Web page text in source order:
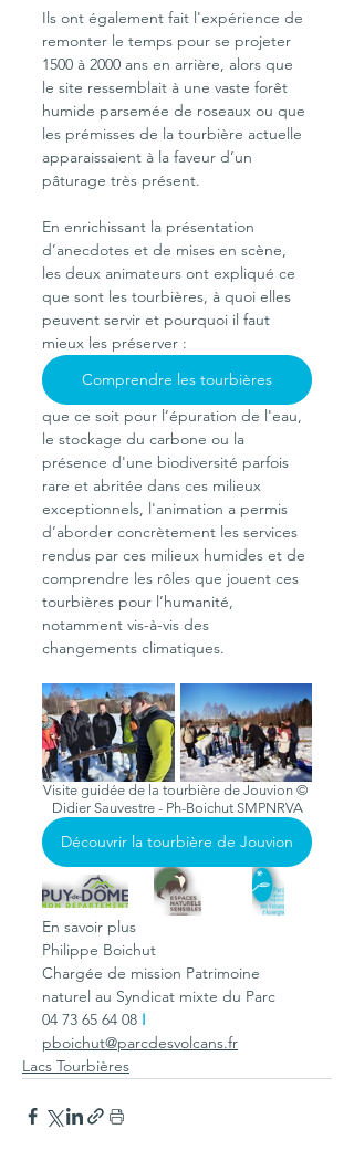
Ils ont également fait l'expérience de
remonter le temps pour se projeter
1500 à 2000 ans en arrière, alors que
le site ressemblait à une vaste forêt
humide parsemée de roseaux ou que
les prémisses de la tourbière actuelle
apparaissaient à la faveur d’un
pâturage très présent.
En enrichissant la présentation
d’anecdotes et de mises en scène,
les deux animateurs ont expliqué ce
que sont les tourbières, à quoi elles
peuvent servir et pourquoi il faut
mieux les préserver :
Comprendre les tourbières
que ce soit pour l’épuration de l'eau,
le stockage du carbone ou la
présence d'une biodiversité parfois
rare et abritée dans ces milieux
exceptionnels, l'animation a permis
d’aborder concrètement les services
rendus par ces milieux humides et de
comprendre les rôles que jouent ces
tourbières pour l’humanité,
notamment vis-à-vis des
changements climatiques.
Visite guidée de la tourbière de Jouvion ©
Didier Sauvestre - Ph-Boichut SMPNRVA
Découvrir la tourbière de Jouvion
En savoir plus
Philippe Boichut
Chargée de mission Patrimoine
naturel au Syndicat mixte du Parc
04 73 65 64 08 I
pboichut@parcdesvolcans.fr
Lacs Tourbières